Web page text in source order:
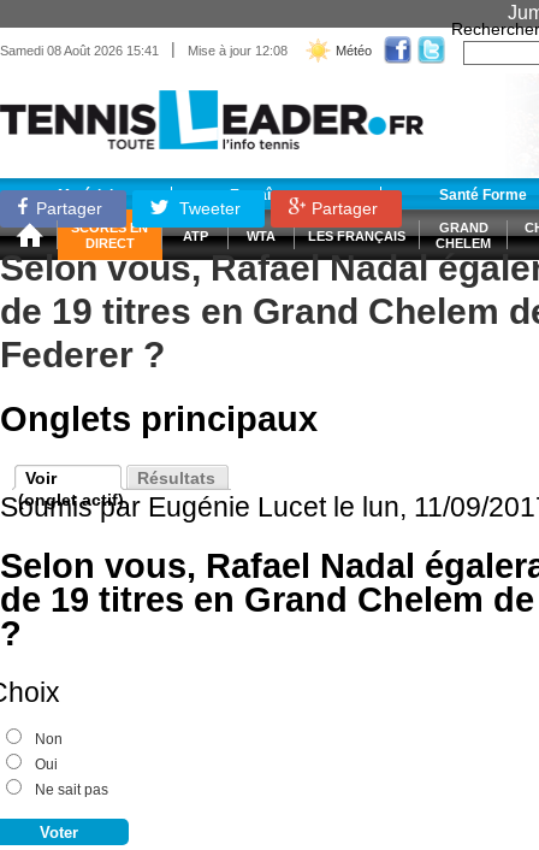
Samedi 08 Août 2026 15:41 | Mise à jour 12:08 Météo
Rechercher
Matériel Entraînement Santé Forme
SCORES EN
DIRECT
ATP WTA LES FRANÇAIS
GRAND
CHELEM
Partager Tweeter Partager
Selon vous, Rafael Nadal
de 19 titres en Grand Chelem
Federer ?
Onglets principaux
Voir
(onglet actif)
Résultats
Soumis par Eugénie Lucetle lun, 11/09/
Selon vous, Rafael Nadal
de 19 titres en Grand Chelem
?
Non
Oui
Ne sait pas